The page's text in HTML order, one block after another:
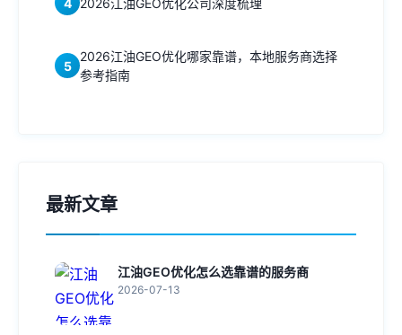
5
2026江油GEO优化哪家靠谱，本地服务商选择
参考指南
最新文章
江油GEO优化怎么选靠谱的服务商
2026-07-13